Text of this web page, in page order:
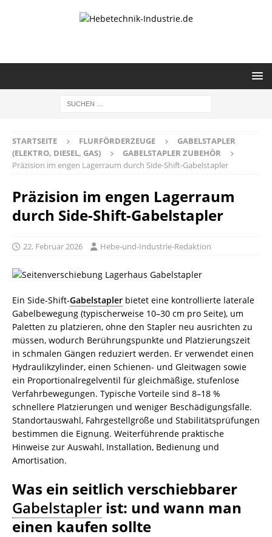
STARTSEITE FLURFÖRDERZEUGE
GABELSTAPLER
(ELEKTRO, DIESEL, GAS)
GABELSTAPLER ZUBEHÖR
Präzision im engen Lagerraum durch Side-Shift-Gabelstapler
Präzision im engen Lagerraum
durch Side-Shift-Gabelstapler
22. Februar 2026 Hebe-und-Industrie-Redaktion
Ein Side-Shift-Gabelstapler bietet eine kontrollierte laterale
Gabelbewegung (typischerweise 10–30 cm pro Seite), um
Paletten zu platzieren, ohne den Stapler neu ausrichten zu
müssen, wodurch Berührungspunkte und Platzierungszeit
in schmalen Gängen reduziert werden. Er verwendet einen
Hydraulikzylinder, einen Schienen- und Gleitwagen sowie
ein Proportionalregelventil für gleichmäßige, stufenlose
Verfahrbewegungen. Typische Vorteile sind 8–18 %
schnellere Platzierungen und weniger Beschädigungsfälle.
Standortauswahl, Fahrgestellgröße und Stabilitätsprüfungen
bestimmen die Eignung. Weiterführende praktische
Hinweise zur Auswahl, Installation, Bedienung und
Amortisation.
Was ein seitlich verschiebbarer
Gabelstapler ist: und wann man
einen kaufen sollte